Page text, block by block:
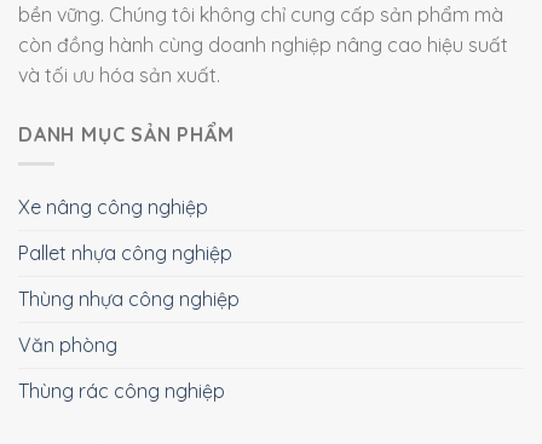
bền vững. Chúng tôi không chỉ cung cấp sản phẩm mà
còn đồng hành cùng doanh nghiệp nâng cao hiệu suất
và tối ưu hóa sản xuất.
DANH MỤC SẢN PHẨM
Xe nâng công nghiệp
Pallet nhựa công nghiệp
Thùng nhựa công nghiệp
Văn phòng
Thùng rác công nghiệp